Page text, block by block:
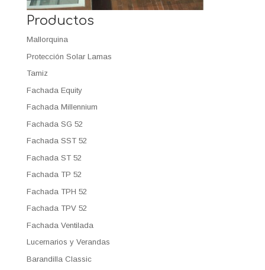
Productos
Mallorquina
Protección Solar Lamas
Tamiz
Fachada Equity
Fachada Millennium
Fachada SG 52
Fachada SST 52
Fachada ST 52
Fachada TP 52
Fachada TPH 52
Fachada TPV 52
Fachada Ventilada
Lucernarios y Verandas
Barandilla Classic